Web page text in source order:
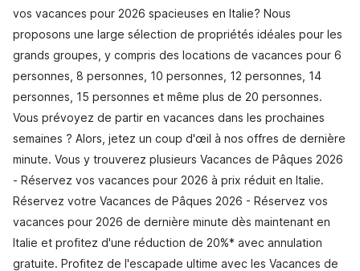
vos vacances pour 2026 spacieuses en Italie? Nous
proposons une large sélection de propriétés idéales pour les
grands groupes, y compris des locations de vacances pour 6
personnes, 8 personnes, 10 personnes, 12 personnes, 14
personnes, 15 personnes et même plus de 20 personnes.
Vous prévoyez de partir en vacances dans les prochaines
semaines ? Alors, jetez un coup d'œil à nos offres de dernière
minute. Vous y trouverez plusieurs Vacances de Pâques 2026
- Réservez vos vacances pour 2026 à prix réduit en Italie.
Réservez votre Vacances de Pâques 2026 - Réservez vos
vacances pour 2026 de dernière minute dès maintenant en
Italie et profitez d'une réduction de 20%* avec annulation
gratuite. Profitez de l'escapade ultime avec les Vacances de